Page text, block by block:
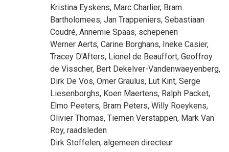
Kristina Eyskens, Marc Charlier, Bram
Bartholomees, Jan Trappeniers, Sebastiaan
Coudré, Annemie Spaas, schepenen
Werner Aerts, Carine Borghans, Ineke Casier,
Tracey D'Afters, Lionel de Beauffort, Geoffroy
de Visscher, Bert Dekelver-Vandenwaeyenberg,
Dirk De Vos, Omer Graulus, Lut Kint, Serge
Liesenborghs, Koen Maertens, Ralph Packet,
Elmo Peeters, Bram Peters, Willy Roeykens,
Olivier Thomas, Tiemen Verstappen, Mark Van
Roy, raadsleden
Dirk Stoffelen, algemeen directeur